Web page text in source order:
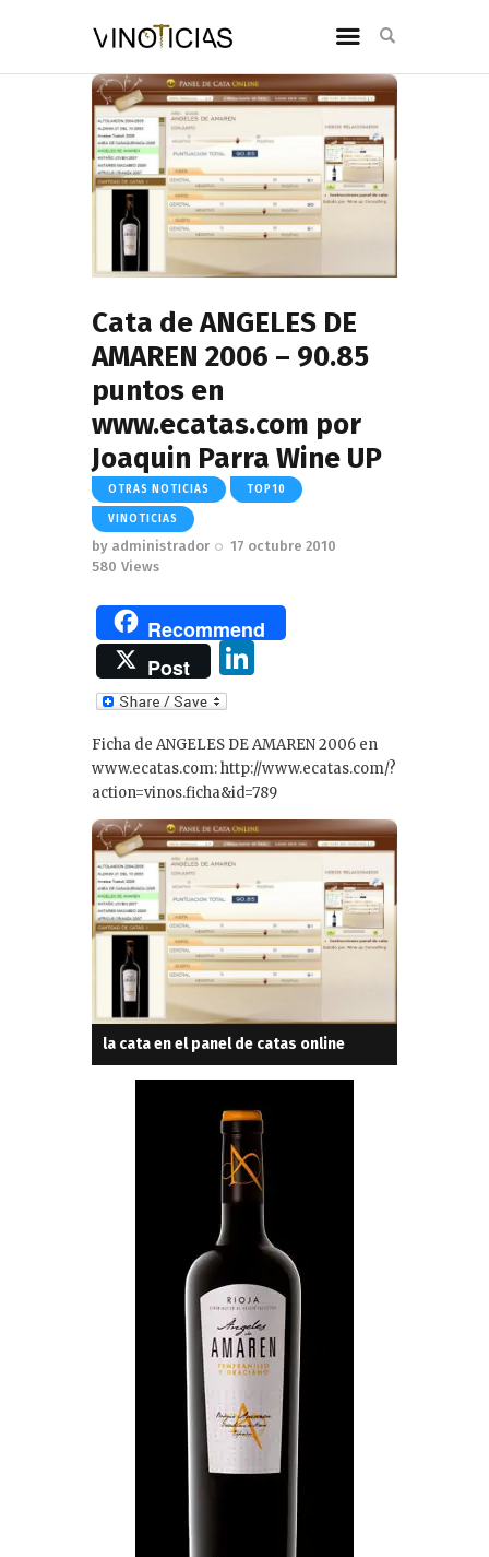
Cata de ANGELES DE
AMAREN 2006 – 90.85
puntos en
www.ecatas.com por
Joaquin Parra Wine UP
OTRAS NOTICIAS TOP10
VINOTICIAS
by administrador
17 octubre 2010
580 Views
Recommend
Post
k
e
dI
n
Ficha de ANGELES DE AMAREN 2006 en
www.ecatas.com: http://www.ecatas.com/?
action=vinos.ficha&id=789
la cata en el panel de catas online